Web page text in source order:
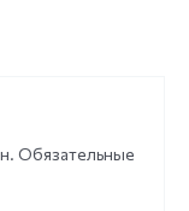
Обязательные